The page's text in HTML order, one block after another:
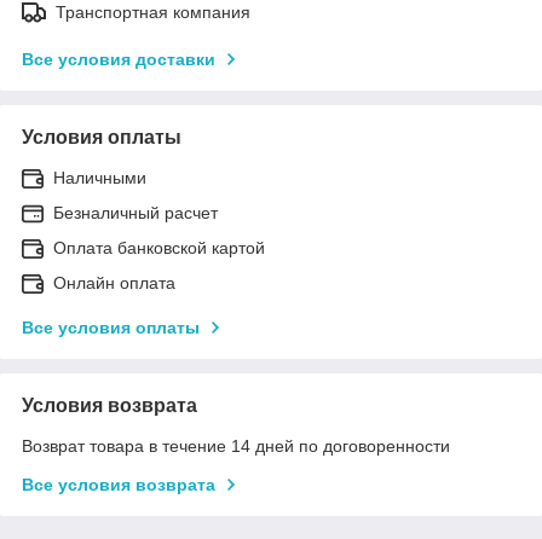
Транспортная компания
Все условия доставки
Условия оплаты
Наличными
Безналичный расчет
Оплата банковской картой
Онлайн оплата
Все условия оплаты
Условия возврата
Возврат товара в течение 14 дней по договоренности
Все условия возврата